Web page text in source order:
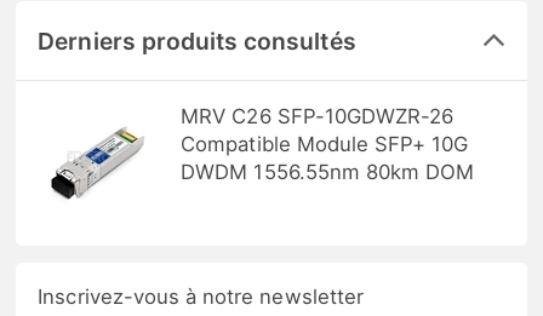
Derniers produits consultés
MRV C26 SFP-10GDWZR-26
Compatible Module SFP+ 10G
DWDM 1556.55nm 80km DOM
Inscrivez-vous à notre newsletter